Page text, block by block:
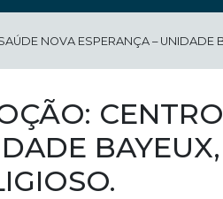
NOVA ESPERANÇA – UNIDADE